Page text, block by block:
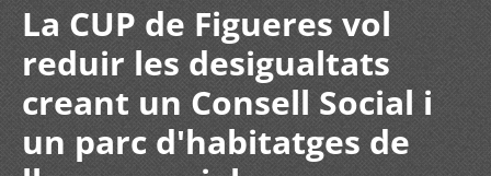
La CUP de Figueres vol
reduir les desigualtats
creant un Consell Social i
un parc d'habitatges de